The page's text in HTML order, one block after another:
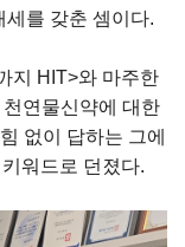
세를 갖춘 셈이다.
지 HIT>와 마주한
연물신약에 대한
없이 답하는 그에
워드로 던졌다.